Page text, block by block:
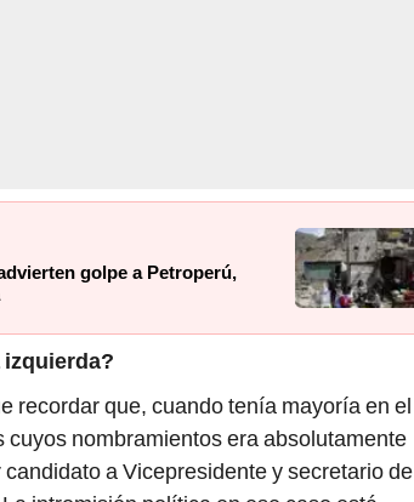
golpe a Petroperú,
izquierda?
recordar que, cuando tenía mayoría en el
nombramientos era absolutamente
a Vicepresidente y secretario de